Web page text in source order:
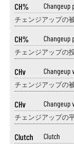
CH% Changeup
チェンジアップの
CH% Changeup
チェンジアップの
CHv Changeup
チェンジアップの
CHv Changeup
チェンジアップの
Clutch Clutch